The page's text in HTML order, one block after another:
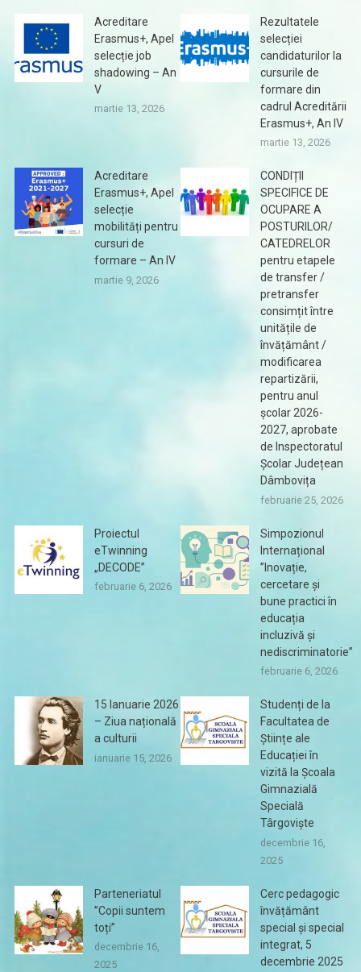
Acreditare
Erasmus+, Apel
selecție job
shadowing – An
V
martie 13, 2026
Rezultatele
selecției
candidaturilor la
cursurile de
formare din
cadrul Acreditării
Erasmus+, An IV
martie 13, 2026
Acreditare
Erasmus+, Apel
selecție
mobilități pentru
cursuri de
formare – An IV
martie 9, 2026
CONDIȚII
SPECIFICE DE
OCUPARE A
POSTURILOR/
CATEDRELOR
pentru etapele
de transfer /
pretransfer
consimțit între
unitățile de
învățământ /
modificarea
repartizării,
pentru anul
școlar 2026-
2027, aprobate
de Inspectoratul
Școlar Județean
Dâmbovița
februarie 25, 2026
Proiectul
eTwinning
„DECODE”
februarie 6, 2026
Simpozionul
Internațional
”Inovație,
cercetare și
bune practici în
educația
incluzivă și
nediscriminatorie”
februarie 6, 2026
15 Ianuarie 2026
– Ziua națională
a culturii
ianuarie 15, 2026
Studenți de la
Facultatea de
Științe ale
Educației în
vizită la Școala
Gimnazială
Specială
Târgoviște
decembrie 16,
2025
Parteneriatul
”Copii suntem
toți”
decembrie 16,
2025
Cerc pedagogic
învățământ
special și special
integrat, 5
decembrie 2025